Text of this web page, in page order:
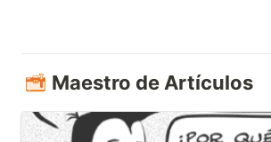
Maestro de Artículos